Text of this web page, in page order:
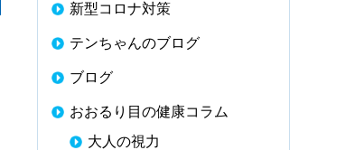
新型コロナ対策
テンちゃんのブログ
ブログ
おおるり目の健康コラム
大人の視力